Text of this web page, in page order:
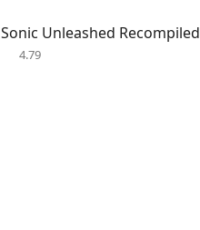
Sonic Unleashed Recompiled
4.79